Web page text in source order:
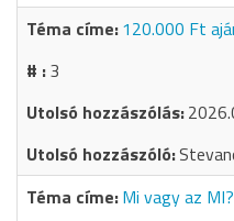
120.000 Ft
3
Mi vagy az MI?